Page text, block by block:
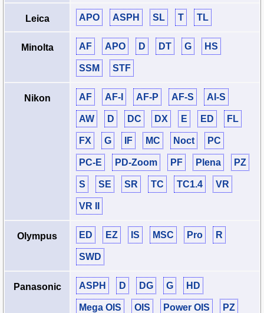
Leica APO ASPH SL T TL
Minolta AF APO D DT G HS
SSM STF
Nikon AF AF‑I AF‑P AF‑S AI‑S
AW D DC DX E ED FL
FX G IF MC Noct PC
PC‑E PD‑Zoom PF Plena PZ
S SE SR TC TC1.4 VR
VR II
Olympus ED EZ IS MSC Pro R
SWD
Panasonic ASPH D DG G HD
Mega OIS OIS Power OIS PZ